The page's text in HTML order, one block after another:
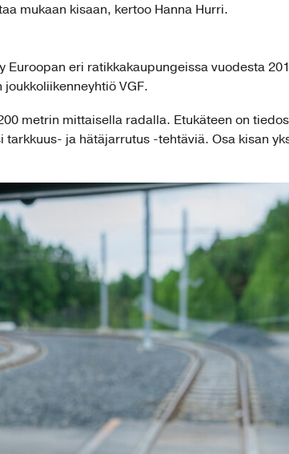
mukaan kisaan, kertoo Hanna Hurri.
eri ratikkakaupungeissa vuodesta
VGF.
metrin mittaisella radalla. Etukäteen on
ja hätäjarrutus -tehtäviä. Osa kisan